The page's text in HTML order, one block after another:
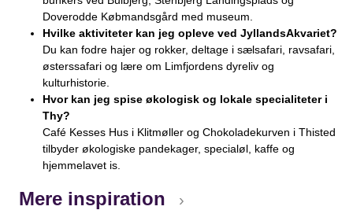
Doverodde Købmandsgård med museum.
Hvilke aktiviteter kan jeg opleve ved JyllandsAkvariet?
Du kan fodre hajer og rokker, deltage i sælsafari, ravsafari,
østerssafari og lære om Limfjordens dyreliv og
kulturhistorie.
Hvor kan jeg spise økologisk og lokale specialiteter i
Thy?
Café Kesses Hus i Klitmøller og Chokoladekurven i Thisted
tilbyder økologiske pandekager, specialøl, kaffe og
hjemmelavet is.
Mere inspiration ›